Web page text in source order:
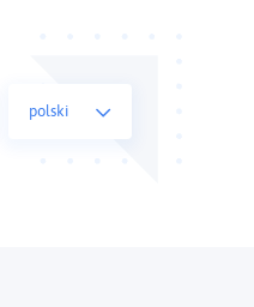
polski